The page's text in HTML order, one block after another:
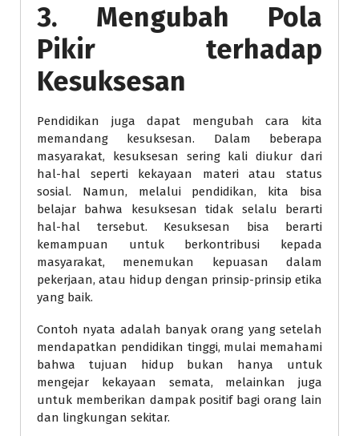
3. Mengubah Pola
Pikir terhadap
Kesuksesan
Pendidikan juga dapat mengubah cara kita
memandang kesuksesan. Dalam beberapa
masyarakat, kesuksesan sering kali diukur dari
hal-hal seperti kekayaan materi atau status
sosial. Namun, melalui pendidikan, kita bisa
belajar bahwa kesuksesan tidak selalu berarti
hal-hal tersebut. Kesuksesan bisa berarti
kemampuan untuk berkontribusi kepada
masyarakat, menemukan kepuasan dalam
pekerjaan, atau hidup dengan prinsip-prinsip etika
yang baik.
Contoh nyata adalah banyak orang yang setelah
mendapatkan pendidikan tinggi, mulai memahami
bahwa tujuan hidup bukan hanya untuk
mengejar kekayaan semata, melainkan juga
untuk memberikan dampak positif bagi orang lain
dan lingkungan sekitar.